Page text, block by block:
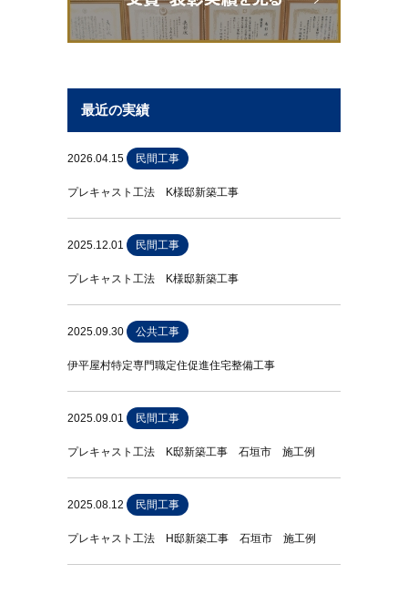
最近の実績
2026.04.15 民間工事
プレキャスト工法 K様邸新築工事
2025.12.01 民間工事
プレキャスト工法 K様邸新築工事
2025.09.30 公共工事
伊平屋村特定専門職定住促進住宅整備工事
2025.09.01 民間工事
プレキャスト工法 K邸新築工事 石垣市 施工例
2025.08.12 民間工事
プレキャスト工法 H邸新築工事 石垣市 施工例